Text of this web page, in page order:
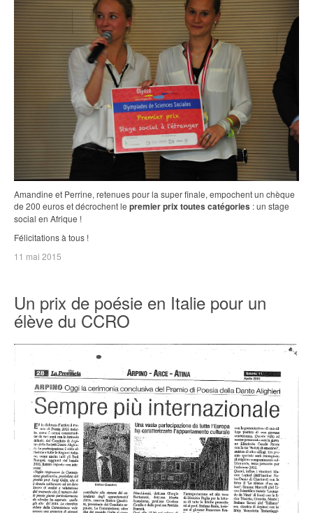
Amandine et Perrine, retenues pour la super finale, empochent un chèque
de 200 euros et décrochent le premier prix toutes catégories : un stage
social en Afrique !
Félicitations à tous !
11 mai 2015
Un prix de poésie en Italie pour un
élève du CCRO